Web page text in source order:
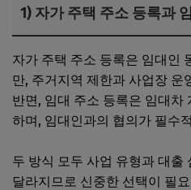
1) 자가 주택 주소 등록과
자가 주택 주소 등록은 임대인
만, 주거지역 제한과 사업장 운
반면, 임대 주소 등록은 임대차
하며, 임대인과의 협의가 필수
두 방식 모두 사업 유형과 대출
달라지므로 신중한 선택이 필